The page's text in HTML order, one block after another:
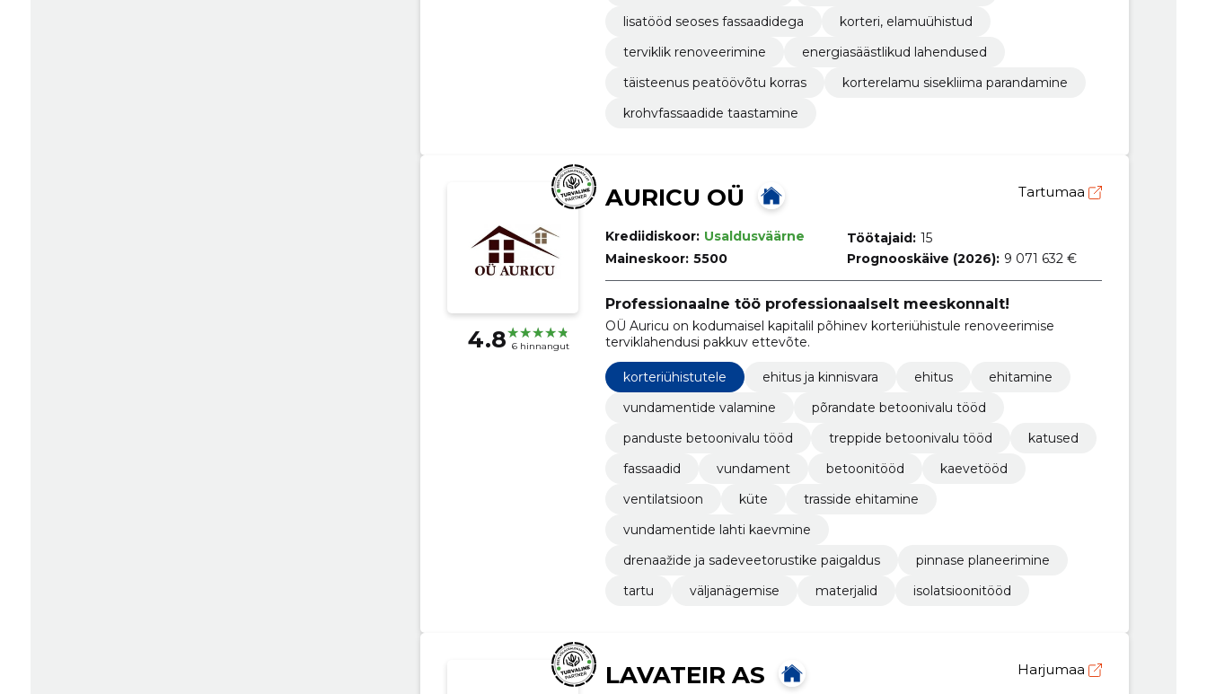
lisatööd seoses fassaadidega
korteri, elamuühistud
terviklik renoveerimine
energiasäästlikud lahendused
täisteenus peatöövõtu korras
korterelamu sisekliima parandamine
krohvfassaadide taastamine
4.8 6 hinnangut
AURICU OÜ Tartumaa
Krediidiskoor: Usaldusväärne
Maineskoor: 5500
Töötajaid: 15
Prognooskäive (2026): 9 071 632 €
Professionaalne töö professionaalselt meeskonnalt!
OÜ Auricu on kodumaisel kapitalil põhinev korteriühistule renoveerimise
terviklahendusi pakkuv ettevõte.
korteriühistutele ehitus ja kinnisvara ehitus
ehitamine
vundamentide valamine
põrandate betoonivalu tööd
panduste betoonivalu tööd
treppide betoonivalu tööd
katused
fassaadid
vundament betoonitööd
kaevetööd
ventilatsioon
küte
trasside ehitamine
vundamentide lahti kaevmine
drenaažide ja sadeveetorustike paigaldus
pinnase planeerimine
tartu
väljanägemise materjalid isolatsioonitööd
LAVATEIR AS Harjumaa